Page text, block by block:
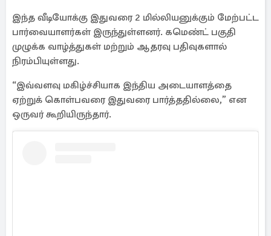
இந்த வீடியோக்கு இதுவரை 2 மில்லியனுக்கும் மேற்பட்ட
பார்வையாளர்கள் இருந்துள்ளனர். கமெண்ட் பகுதி
முழுக்க வாழ்த்துகள் மற்றும் ஆதரவு பதிவுகளால்
நிரம்பியுள்ளது.
“இவ்வளவு மகிழ்ச்சியாக இந்திய அடையாளத்தை
ஏற்றுக் கொள்பவரை இதுவரை பார்த்ததில்லை,” என
ஒருவர் கூறியிருந்தார்.